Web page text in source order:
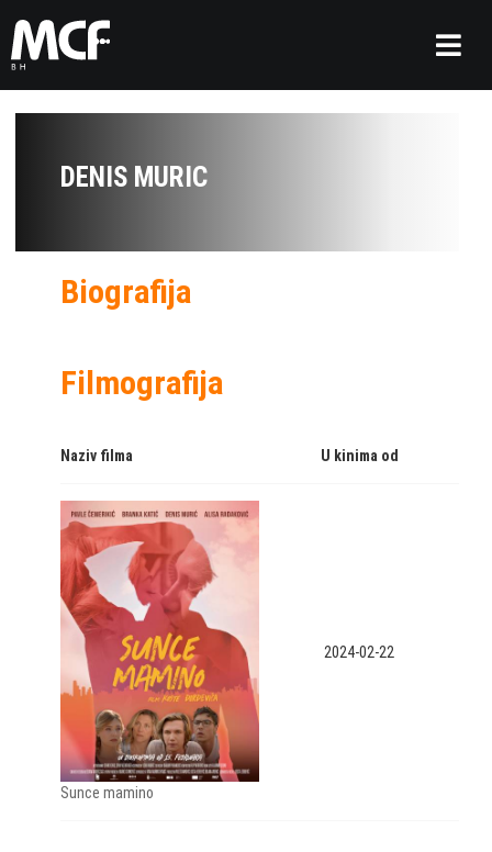
DENIS MURIC
Biografija
Filmografija
Naziv filma U kinima od
Sunce mamino
2024-02-22